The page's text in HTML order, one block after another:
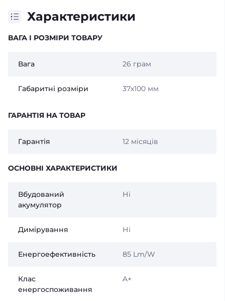
Характеристики
ВАГА І РОЗМІРИ ТОВАРУ
Вага 26 грам
Габаритні розміри 37x100 мм
ГАРАНТІЯ НА ТОВАР
Гарантія 12 місяців
ОСНОВНІ ХАРАКТЕРИСТИКИ
Вбудований
акумулятор
Ні
Димірування Ні
Енергоефективність 85 Lm/W
Клас
енергоспоживання
A+